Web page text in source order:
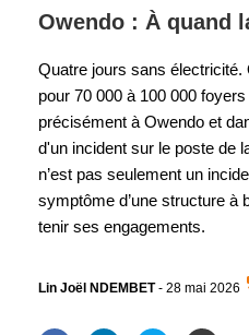
Owendo : À quand
Quatre jours sans électricité.
pour 70 000 à 100 000
précisément à Owendo et
d'un incident sur le poste de
n’est pas seulement un
symptôme d’une structure à
tenir ses engagements.
Lin Joël NDEMBET- 28 mai 2026